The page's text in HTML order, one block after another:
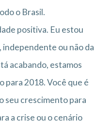
o Brasil.
positiva. Eu estou
ou não da
acabando, estamos
para 2018. Você que é
seu crescimento para
a crise ou o cenário